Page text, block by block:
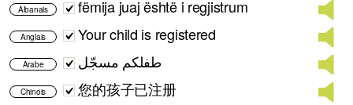
Albanais fëmija juaj është i regjistrum
Anglais Your child is registered
Arabe طفلكم مسجّل
Chinois 您的孩子已注册